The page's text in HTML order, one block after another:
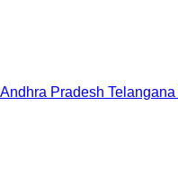
Andhra Pradesh Telangana